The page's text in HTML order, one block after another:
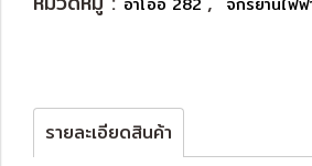
รายละเอียดสินค้า